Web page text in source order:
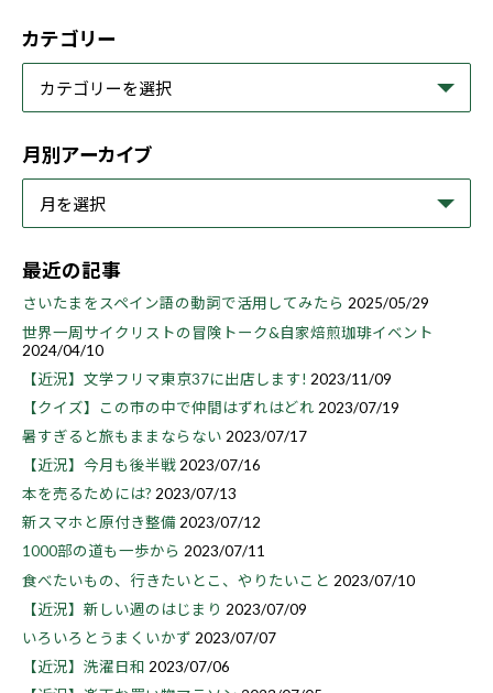
カテゴリー
月別アーカイブ
最近の記事
さいたまをスペイン語の動詞で活用してみたら 2025/05/29
世界一周サイクリストの冒険トーク&自家焙煎珈琲イベント
2024/04/10
【近況】文学フリマ東京37に出店します! 2023/11/09
【クイズ】この市の中で仲間はずれはどれ 2023/07/19
暑すぎると旅もままならない 2023/07/17
【近況】今月も後半戦 2023/07/16
本を売るためには? 2023/07/13
新スマホと原付き整備2023/07/12
1000部の道も一歩から 2023/07/11
食べたいもの、行きたいとこ、やりたいこと 2023/07/10
【近況】新しい週のはじまり 2023/07/09
いろいろとうまくいかず 2023/07/07
【近況】洗濯日和 2023/07/06